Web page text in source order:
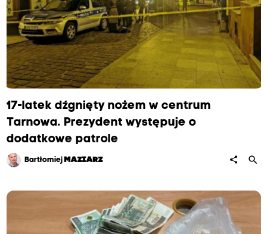
17-latek dźgnięty nożem w centrum
Tarnowa. Prezydent występuje o
dodatkowe patrole
Bartłomiej MAZIARZ share search